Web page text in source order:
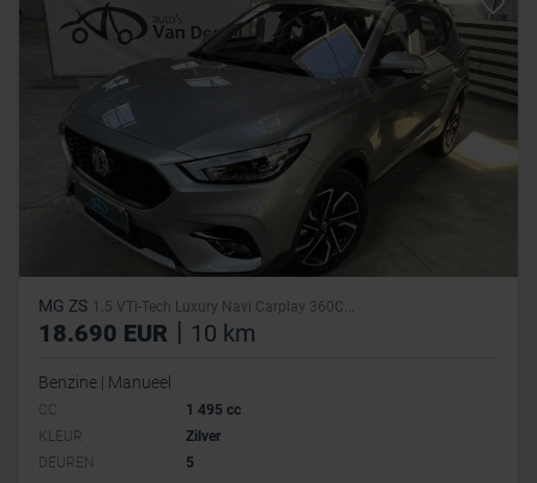
MG ZS 1.5 VTi-Tech Luxury Navi Carplay 360C...
18.690 EUR | 10 km
Benzine | Manueel
CC
1 495 cc
KLEUR
Zilver
DEUREN
5